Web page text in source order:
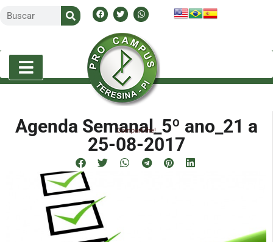
Agenda Semanal_5º ano_21 a
25-08-2017
Compartilhe!